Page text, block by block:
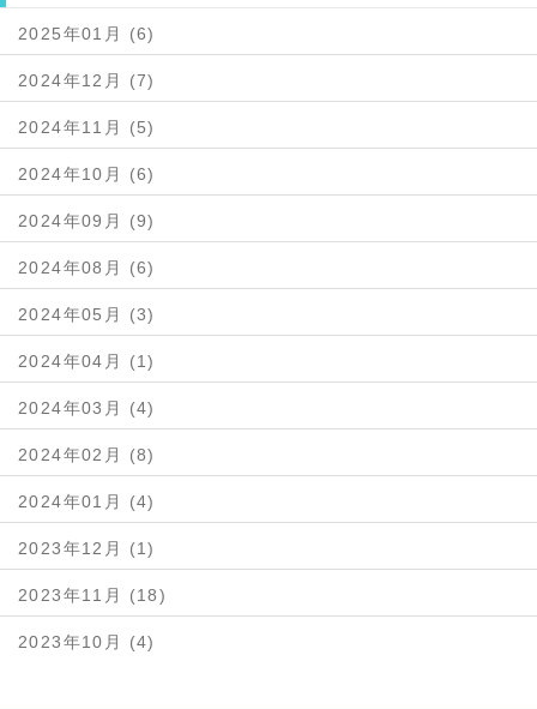
2025年01月 (6)
2024年12月 (7)
2024年11月 (5)
2024年10月 (6)
2024年09月 (9)
2024年08月 (6)
2024年05月 (3)
2024年04月 (1)
2024年03月 (4)
2024年02月 (8)
2024年01月 (4)
2023年12月 (1)
2023年11月 (18)
2023年10月 (4)